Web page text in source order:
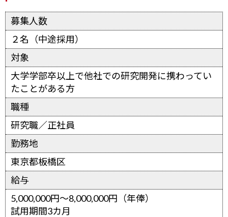
募集人数
２名（中途採用）
対象
大学学部卒以上で他社での研究開発に携わってい
たことがある方
職種
研究職／正社員
勤務地
東京都板橋区
給与
5,000,000円～8,000,000円（年俸）
試用期間3カ月